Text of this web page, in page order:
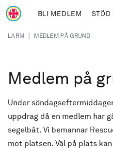
Hoppa till huvudinnehåll
BLI MEDLEM STÖD
Länkstig
LARM | MEDLEM PÅ GRUND
Medlem på
Under
uppdrag då en medlem har
segelbåt. Vi bemannar
mot platsen. Väl på plats